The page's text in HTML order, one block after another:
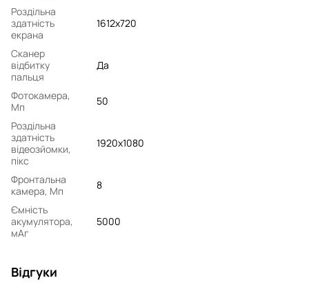
Роздільна
здатність
екрана
1612x720
Сканер
відбитку
пальця
Да
Фотокамера,
Мп
50
Роздільна
здатність
відеозйомки,
пікс
1920x1080
Фронтальна
камера, Мп
8
Ємність
акумулятора,
мАг
5000
Відгуки